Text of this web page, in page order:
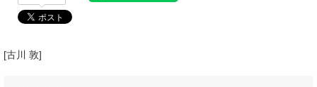
[古川 敦]